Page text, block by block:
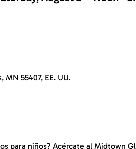
MN 55407, EE. UU.
para niños? Acércate al Midtown